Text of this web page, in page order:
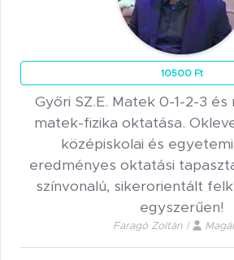
10500 Ft
Győri SZ.E. Matek 0-1-2-3
matek-fizika oktatása.
középiskolai és
eredményes oktatási
színvonalú, sikerorientált
egyszerűen!
Faragó Zoltán |